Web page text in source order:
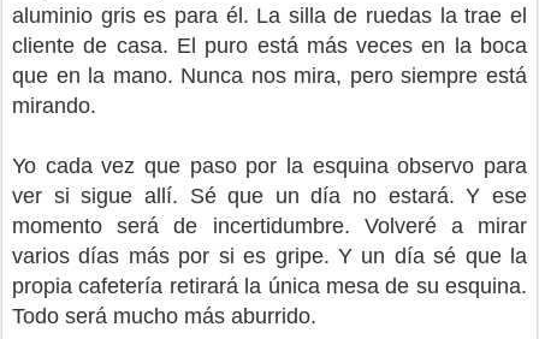
aluminio gris es para él. La silla de ruedas la trae el
cliente de casa. El puro está más veces en la boca
que en la mano. Nunca nos mira, pero siempre está
mirando.
Yo cada vez que paso por la esquina observo para
ver si sigue allí. Sé que un día no estará. Y ese
momento será de incertidumbre. Volveré a mirar
varios días más por si es gripe. Y un día sé que la
propia cafetería retirará la única mesa de su esquina.
Todo será mucho más aburrido.